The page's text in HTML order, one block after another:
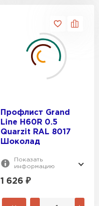
Профлист Grand
Line H60R 0.5
Quarzit RAL 8017
Шоколад
Показать
информацию
1 626 ₽